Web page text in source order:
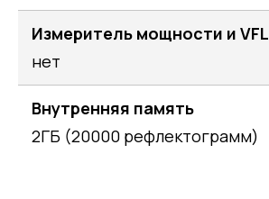
Измеритель мощности и VFL
нет
Внутренняя память
2ГБ (20000 рефлектограмм)